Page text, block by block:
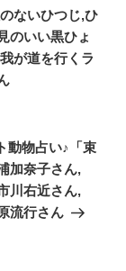
ないひつじ,ひ
のいい黒ひょ
が道を行くラ
動物占い♪「束
加奈子さん,
川右近さん,
流行さん